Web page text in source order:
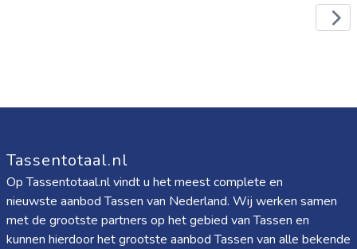
Tassentotaal.nl
Op Tassentotaal.nl vindt u het meest complete en
nieuwste aanbod Tassen van Nederland. Wij werken samen
met de grootste partners op het gebied van Tassen en
kunnen hierdoor het grootste aanbod Tassen van alle bekende